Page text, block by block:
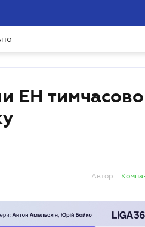
ЕН тимчасово
Автор: